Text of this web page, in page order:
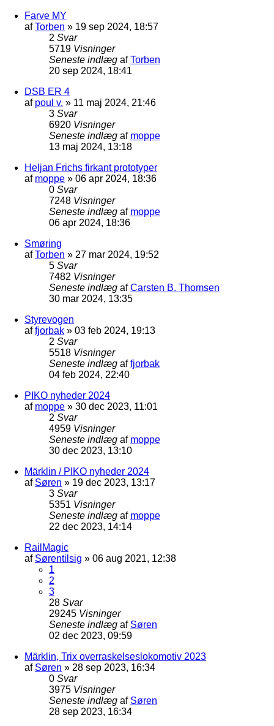
Farve MY
afTorben » 19 sep 2024, 18:57
2 Svar
5719 Visninger
Seneste indlæg afTorben
20 sep 2024, 18:41
DSB ER 4
af poul v. » 11 maj 2024, 21:46
3 Svar
6920 Visninger
Seneste indlæg af moppe
13 maj 2024, 13:18
Heljan Frichs firkant prototyper
af moppe » 06 apr 2024, 18:36
0 Svar
7248 Visninger
Seneste indlæg af moppe
06 apr 2024, 18:36
Smøring
afTorben » 27 mar 2024, 19:52
5 Svar
7482 Visninger
Seneste indlæg afCarsten B. Thomsen
30 mar 2024, 13:35
Styrevogen
affjorbak » 03 feb 2024, 19:13
2 Svar
5518 Visninger
Seneste indlæg affjorbak
04 feb 2024, 22:40
PIKO nyheder 2024
af moppe » 30 dec 2023, 11:01
2 Svar
4959 Visninger
Seneste indlæg af moppe
30 dec 2023, 13:10
Märklin / PIKO nyheder 2024
af Søren » 19 dec 2023, 13:17
3 Svar
5351 Visninger
Seneste indlæg af moppe
22 dec 2023, 14:14
RailMagic
af Sørentilsig » 06 aug 2021, 12:38
1
2
3
28 Svar
29245 Visninger
Seneste indlæg af Søren
02 dec 2023, 09:59
Märklin, Trix overraskelseslokomotiv 2023
af Søren » 28 sep 2023, 16:34
0 Svar
3975 Visninger
Seneste indlæg af Søren
28 sep 2023, 16:34